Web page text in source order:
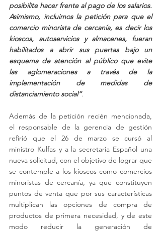
posibilite hacer frente al pago de los salarios.
Asimismo, incluimos la petición para que el
comercio minorista de cercanía, es decir los
kioscos, autoservicios y almacenes, fueran
habilitados a abrir sus puertas bajo un
esquema de atención al público que evite
las aglomeraciones a través de la
implementación de medidas de
distanciamiento social”.
Además de la petición recién mencionada,
el responsable de la gerencia de gestión
refirió que el 26 de marzo se cursó al
ministro Kulfas y a la secretaria Español una
nueva solicitud, con el objetivo de lograr que
se contemple a los kioscos como comercios
minoristas de cercanía, ya que constituyen
puntos de venta que por sus características
multiplican las opciones de compra de
productos de primera necesidad, y de este
modo reducir la generación de